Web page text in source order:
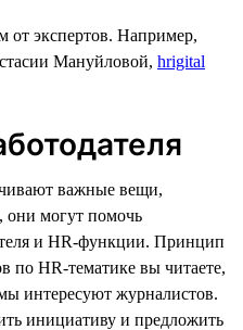
от экспертов. Например,
Мануйловой, hrigital
важные вещи,
они могут помочь
и HR-функции. Принцип
по HR-тематике вы читаете,
интересуют журналистов.
инициативу и предложить